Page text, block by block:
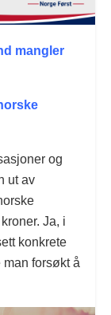
mangler
og
ut av
Ja, i
konkrete
forsøkt å